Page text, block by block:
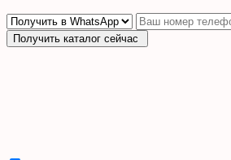
Получить каталог сейчас